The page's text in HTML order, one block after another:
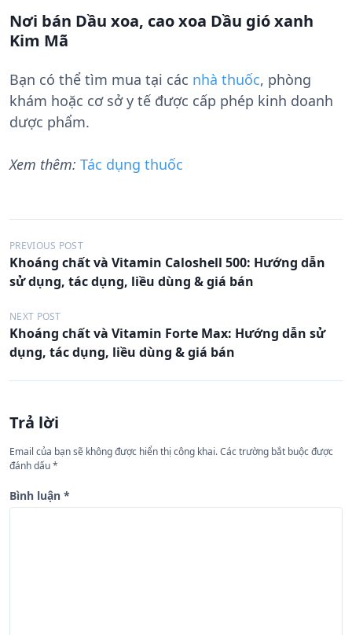
Nơi bán Dầu xoa, cao xoa Dầu gió xanh
Kim Mã
Bạn có thể tìm mua tại các nhà thuốc, phòng
khám hoặc cơ sở y tế được cấp phép kinh doanh
dược phẩm.
Xem thêm: Tác dụng thuốc
Đ
i
u
h
ư
n
b
à
i
PREVIOUS POST
Khoáng chất và Vitamin Caloshell 500: Hướng dẫn
sử dụng, tác dụng, liều dùng & giá bán
NEXT POST
Khoáng chất và Vitamin Forte Max: Hướng dẫn sử
dụng, tác dụng, liều dùng & giá bán
Trả lời
Email của bạn sẽ không được hiển thị công khai.Các trường bắt buộc được
đánh dấu*
Bình luận *